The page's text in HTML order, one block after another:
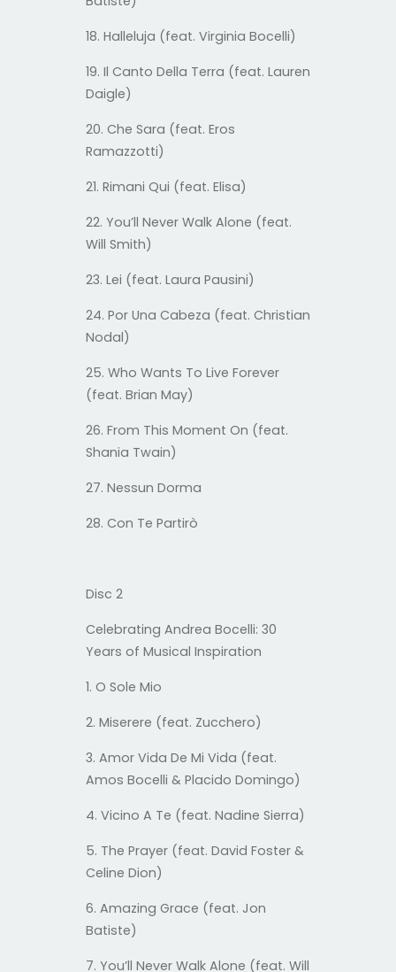
18. Halleluja (feat. Virginia Bocelli)
19. Il Canto Della Terra (feat. Lauren
Daigle)
20. Che Sara (feat. Eros
Ramazzotti)
21. Rimani Qui (feat. Elisa)
22. You’ll Never Walk Alone (feat.
Will Smith)
23. Lei (feat. Laura Pausini)
24. Por Una Cabeza (feat. Christian
Nodal)
25. Who Wants To Live Forever
(feat. Brian May)
26. From This Moment On (feat.
Shania Twain)
27. Nessun Dorma
28. Con Te Partirò
Disc 2
Celebrating Andrea Bocelli: 30
Years of Musical Inspiration
1. O Sole Mio
2. Miserere (feat. Zucchero)
3. Amor Vida De Mi Vida (feat.
Amos Bocelli & Placido Domingo)
4. Vicino A Te (feat. Nadine Sierra)
5. The Prayer (feat. David Foster &
Celine Dion)
6. Amazing Grace (feat. Jon
Batiste)
7. You’ll Never Walk Alone (feat. Will